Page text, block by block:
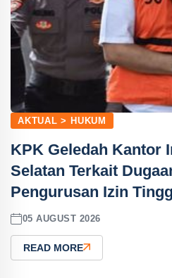
AKTUAL > HUKUM
KPK Geledah Kantor
Selatan Terkait
Pengurusan Izin
05 AUGUST 2026
READ MORE